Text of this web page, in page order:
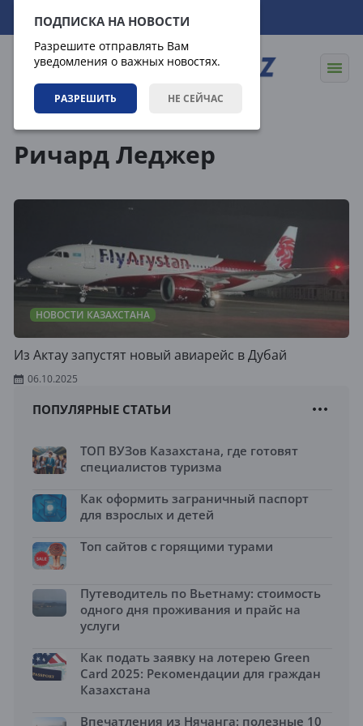
ПОДПИСКА НА НОВОСТИ
Разрешите отправлять Вам
уведомления о важных новостях.
РАЗРЕШИТЬ НЕ СЕЙЧАС
08.08.2026 17:43:32
Ричард Леджер
НОВОСТИ КАЗАХСТАНА
Из Актау запустят новый авиарейс в Дубай
06.10.2025
ПОПУЛЯРНЫЕ СТАТЬИ
ТОП ВУЗов Казахстана, где готовят
специалистов туризма
Как оформить заграничный паспорт
для взрослых и детей
Топ сайтов с горящими турами
Путеводитель по Вьетнаму: стоимость
одного дня проживания и прайс на
услуги
Как подать заявку на лотерею Green
Card 2025: Рекомендации для граждан
Казахстана
Впечатления из Нячанга: полезные 10